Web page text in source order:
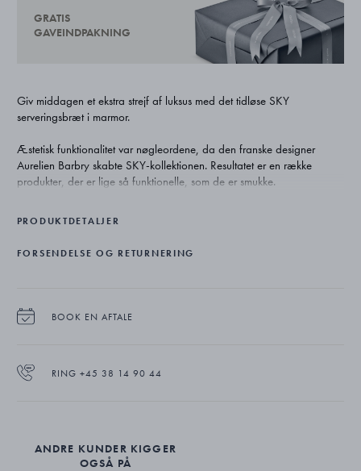
GRATIS
GAVEINDPAKNING
Giv middagen et ekstra strejf af luksus med det tidløse SKY
serveringsbræt i marmor.
Æstetisk funktionalitet var nøgleordene, da den franske designer
Aurelien Barbry skabte SKY-kollektionen. Resultatet er en række
produkter, der er lige så funktionelle, som de er smukke.
lidt snacks på en hverdagsaften, giver marmorbrættet maden et ekstra
Et smart trick er at køle marmorbrættet ned før brug, så du kan holde
SKY serveringsbræt fås i tre udgaver: I marmor (lille og medium) og i
PRODUKTDETALJER
FORSENDELSE OG RETURNERING
BOOK EN AFTALE
RING +45 38 14 90 44
ANDRE KUNDER KIGGER
OGSÅ PÅ